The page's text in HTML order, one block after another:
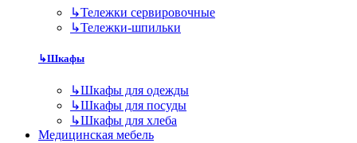
↳Тележки сервировочные
↳Тележки-шпильки
↳Шкафы
↳Шкафы для одежды
↳Шкафы для посуды
↳Шкафы для хлеба
Медицинская мебель